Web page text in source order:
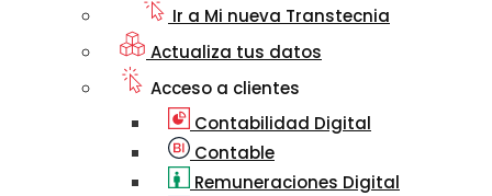
Ir a Mi nueva Transtecnia
Actualiza tus datos
Acceso a clientes
Contabilidad Digital
Contable
Remuneraciones Digital